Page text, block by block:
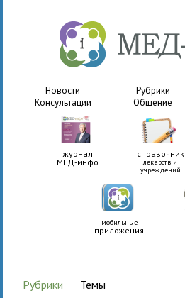
Новости Рубрики
Консультации
Общение
журнал
МЕД-инфо
справочник
лекарств и
учреждений
мобильные
приложения
Рубрики Темы